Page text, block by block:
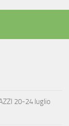
20-24 luglio